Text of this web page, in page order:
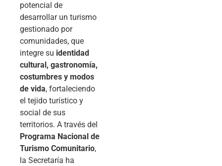
potencial de
desarrollar un turismo
gestionado por
comunidades, que
integre su identidad
cultural, gastronomía,
costumbres y modos
de vida, fortaleciendo
el tejido turístico y
social de sus
territorios. A través del
Programa Nacional de
Turismo Comunitario,
la Secretaría ha